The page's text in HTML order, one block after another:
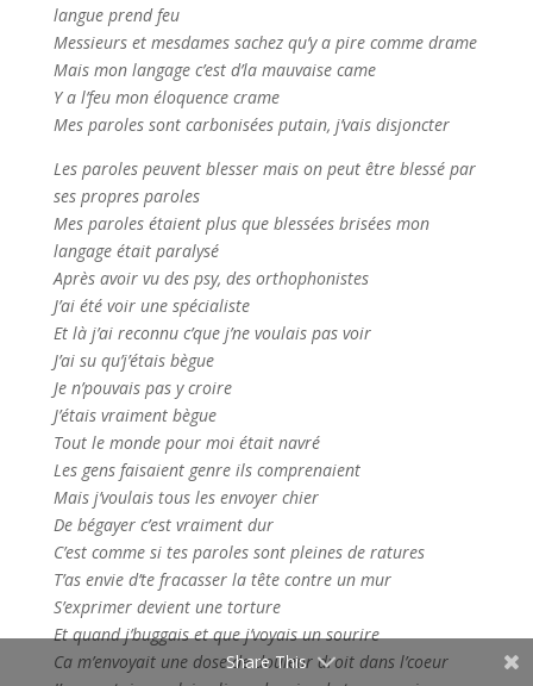
langue prend feu
Messieurs et mesdames sachez qu’y a pire comme drame
Mais mon langage c’est d’la mauvaise came
Y a l’feu mon éloquence crame
Mes paroles sont carbonisées putain, j’vais disjoncter
Les paroles peuvent blesser mais on peut être blessé par
ses propres paroles
Mes paroles étaient plus que blessées brisées mon
langage était paralysé
Après avoir vu des psy, des orthophonistes
J’ai été voir une spécialiste
Et là j’ai reconnu c’que j’ne voulais pas voir
J’ai su qu’j’étais bègue
Je n’pouvais pas y croire
J’étais vraiment bègue
Tout le monde pour moi était navré
Les gens faisaient genre ils comprenaient
Mais j’voulais tous les envoyer chier
De bégayer c’est vraiment dur
C’est comme si tes paroles sont pleines de ratures
T’as envie d’te fracasser la tête contre un mur
S’exprimer devient une torture
Et quand j’buggais et que j’voyais un sourire
Ca m’envoyait une dose de douleur droit dans l’coeur
Share This